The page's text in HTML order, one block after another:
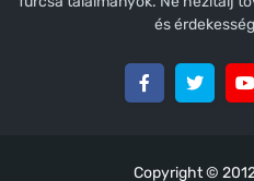
és
Copyright ©